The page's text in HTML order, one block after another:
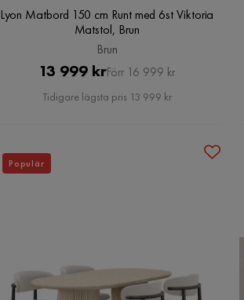
Lyon Matbord 150 cm Runt med 6st Viktoria
Matstol, Brun
Brun
Pris
13 999 krOriginal
Pris
Förr 16 999 kr
Tidigare lägsta pris 13 999 kr
Populär